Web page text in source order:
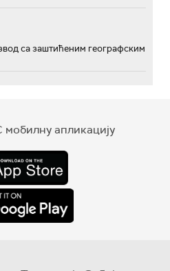
са заштићеним географским
апликацију